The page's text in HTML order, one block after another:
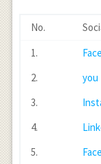
No.
1.
2.
you
3.
4.
5.